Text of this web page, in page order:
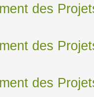
des
des
des